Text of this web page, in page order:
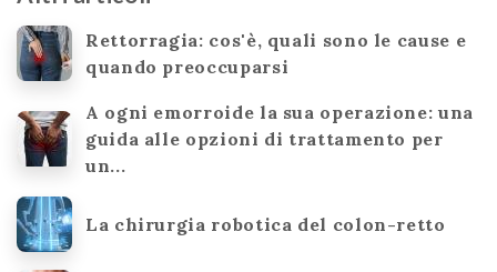
Rettorragia: cos'è, quali sono le cause e
quando preoccuparsi
A ogni emorroide la sua operazione: una
guida alle opzioni di trattamento per
un...
La chirurgia robotica del colon-retto